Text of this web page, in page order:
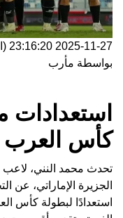
2025-11-27 23:16:20
بواسطة مأرب
كأس العرب
تحدث محمد النني،
الجزيرة الإماراتي، عن
استعدادًا لبطولة كأس